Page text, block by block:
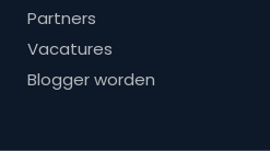
Partners
Vacatures
Blogger worden